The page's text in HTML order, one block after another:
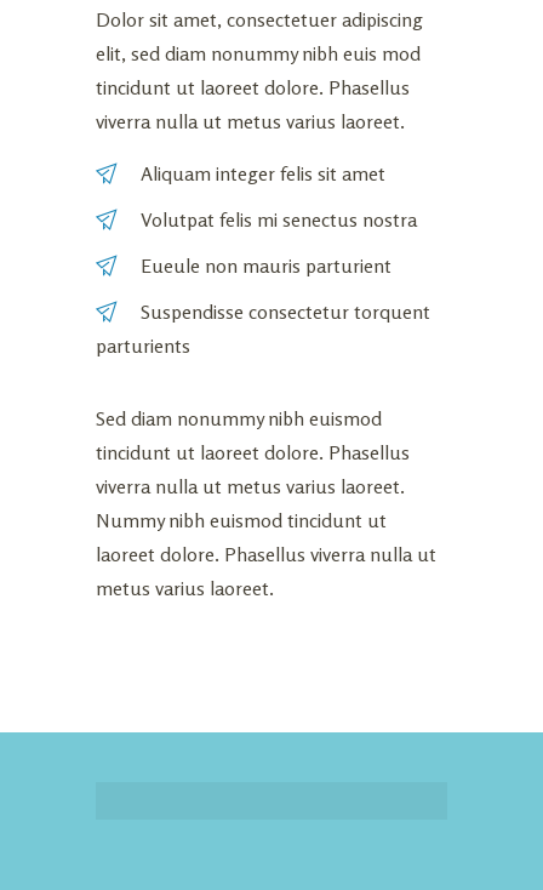
Dolor sit amet, consectetuer adipiscing
elit, sed diam nonummy nibh euis mod
tincidunt ut laoreet dolore. Phasellus
viverra nulla ut metus varius laoreet.
Aliquam integer felis sit amet
Volutpat felis mi senectus nostra
Eueule non mauris parturient
Suspendisse consectetur torquent
parturients
Sed diam nonummy nibh euismod
tincidunt ut laoreet dolore. Phasellus
viverra nulla ut metus varius laoreet.
Nummy nibh euismod tincidunt ut
laoreet dolore. Phasellus viverra nulla ut
metus varius laoreet.